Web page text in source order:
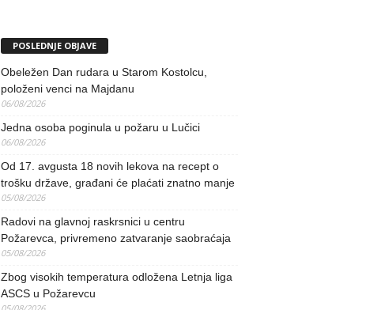
POSLEDNJE OBJAVE
Obeležen Dan rudara u Starom Kostolcu,
položeni venci na Majdanu
06/08/2026
Jedna osoba poginula u požaru u Lučici
06/08/2026
Od 17. avgusta 18 novih lekova na recept o
trošku države, građani će plaćati znatno manje
05/08/2026
Radovi na glavnoj raskrsnici u centru
Požarevca, privremeno zatvaranje saobraćaja
05/08/2026
Zbog visokih temperatura odložena Letnja liga
ASCS u Požarevcu